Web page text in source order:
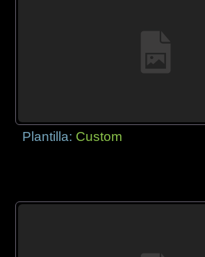
Plantilla: Custom